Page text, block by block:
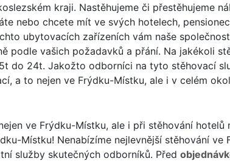
kraji. Nastěhujeme či přestěhujeme
nebo chcete mít ve svých hotelech,
ubytovacích zařízeních vám naše společnost
podle vašich požadavků a přání. Na jakékoli
do 24t. Jakožto odborníci na tyto stěhovací
a to nejen ve Frýdku-Místku, ale i v celém
ve Frýdku-Místku, ale i při stěhování hotelů
Místku! Nenabízíme nejlevnější stěhování ve
služby skutečných odborníků. Před